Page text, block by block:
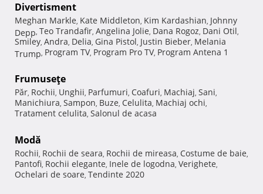
Divertisment
Meghan Markle, Kate Middleton, Kim Kardashian, Johnny
Depp, Teo Trandafir, Angelina Jolie, Dana Rogoz, Dani Otil,
Smiley, Andra, Delia, Gina Pistol, Justin Bieber, Melania
Trump, Program TV, Program Pro TV, Program Antena 1
Frumuseţe
Păr, Rochii, Unghii, Parfumuri, Coafuri, Machiaj, Sani,
Manichiura, Sampon, Buze, Celulita, Machiaj ochi,
Tratament celulita, Salonul de acasa
Modă
Rochii, Rochii de seara, Rochii de mireasa, Costume de baie,
Pantofi, Rochii elegante, Inele de logodna, Verighete,
Ochelari de soare, Tendinte 2020